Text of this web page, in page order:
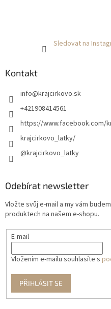
Sledovat na
Kontakt
info@krajcirkovo.sk
+421908414561
https://www.facebook.com/
krajcirkovo_latky/
@krajcirkovo_latky
Odebírat newsletter
Vložte svůj e-mail a my vám
produktech na našem e-shopu.
E-mail
Vložením e-mailu souhlasíte s
PŘIHLÁSIT SE